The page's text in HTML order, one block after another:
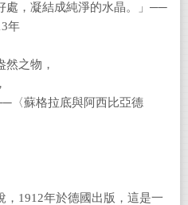
處，凝結成純淨的水晶。」──
年
之物，
〈蘇格拉底與阿西比亞德
1912年於德國出版，這是一